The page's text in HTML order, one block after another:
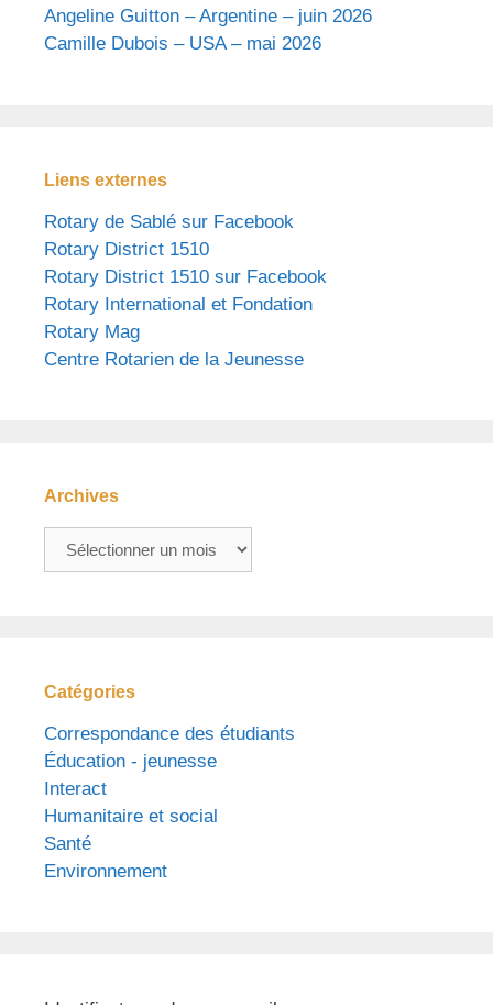
Angeline Guitton – Argentine – juin 2026
Camille Dubois – USA – mai 2026
Liens externes
Rotary de Sablé sur Facebook
Rotary District 1510
Rotary District 1510 sur Facebook
Rotary International et Fondation
Rotary Mag
Centre Rotarien de la Jeunesse
Archives
Archives
Catégories
Correspondance des étudiants
Éducation - jeunesse
Interact
Humanitaire et social
Santé
Environnement